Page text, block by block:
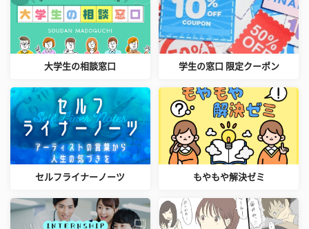
大学生の相談窓口 学生の窓口 限定クーポン
セルフライナーノーツ もやもや解決ゼミ